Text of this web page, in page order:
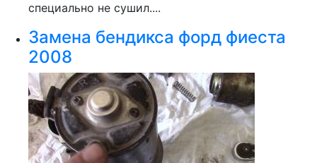
специально не сушил....
Замена бендикса форд фиеста
2008